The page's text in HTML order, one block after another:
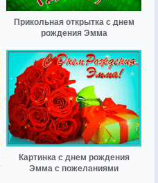
Прикольная открытка с днем
рождения Эмма
Картинка с днем рождения
Эмма с пожеланиями